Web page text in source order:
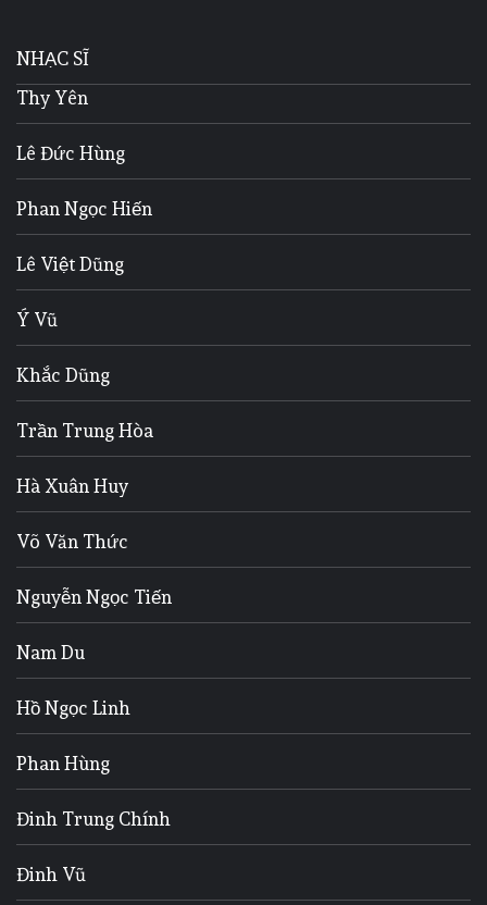
NHẠC SĨ
Thy Yên
Lê Đức Hùng
Phan Ngọc Hiến
Lê Việt Dũng
Ý Vũ
Khắc Dũng
Trần Trung Hòa
Hà Xuân Huy
Võ Văn Thức
Nguyễn Ngọc Tiến
Nam Du
Hồ Ngọc Linh
Phan Hùng
Đinh Trung Chính
Đinh Vũ